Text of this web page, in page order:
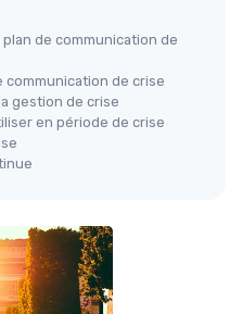
de communication de
communication de crise
gestion de crise
en période de crise